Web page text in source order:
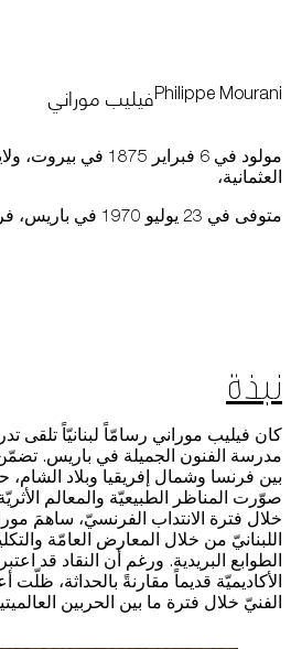
Philippe Mouraniفيليب موراني
مولود في 6 فبراير
العثمانية،
متوفى في 23 يوليو 1970 في باريس، فرنسا.
نبذة
كان فيليب موراني رسامّاً لبنانيّاً تلقى
مدرسة الفنون الجميلة في باريس.
بين فرنسا وشمال إفريقيا وبلاد الشام،
صوّرت المناظر الطبيعيّة والمعالم
خلال فترة الانتداب الفرنسيّ، ساهمَ
اللبنانيّ من خلال المعارض العامّة
الطوابع البريدية. ورغم أن النقاد قد
الأكاديميّة قديماً مقارنةً بالحداثة،
الفنيّ خلال فترة ما بين الحربين
موسوعة
الوظائف والفرص
الصحافة
رعاة متاحف قطر
استضافة الفعاليات
اتصل بنا
يمكن أن يؤدي إيقاف تشغيل بعض هذه
الصلة عن العمل بشكل صحيح. يمكنك تغيير
موافقة